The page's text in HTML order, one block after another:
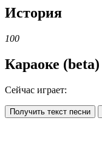
История
100
Караоке (beta)
Сейчас играет:
Получить текст песни